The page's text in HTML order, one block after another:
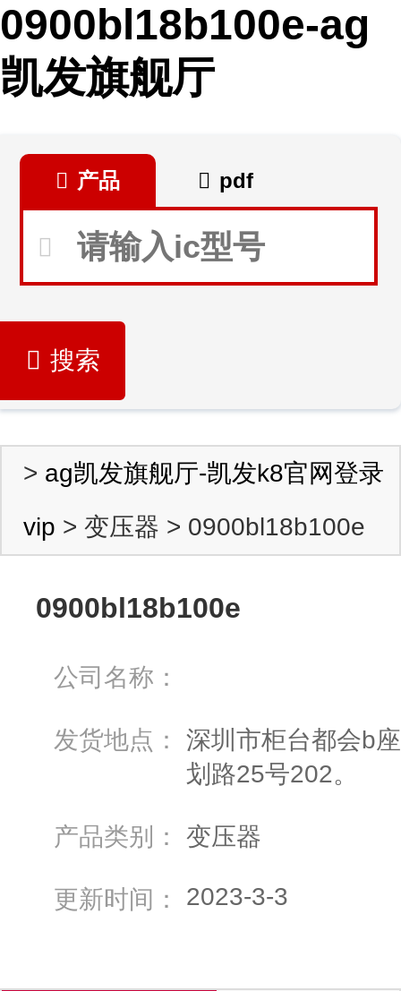
0900bl18b100e-ag
凯发旗舰厅
产品 pdf
搜索
> ag凯发旗舰厅-凯发k8官网登录
vip > 变压器 > 0900bl18b100e
0900bl18b100e
公司名称：
发货地点：
深圳市柜台都会b
划路25号202。
产品类别： 变压器
更新时间： 2023-3-3